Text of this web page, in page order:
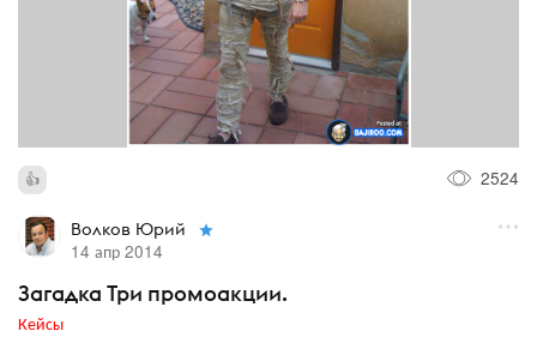
2524
Волков Юрий
14 апр 2014
Загадка Три промоакции.
Кейсы